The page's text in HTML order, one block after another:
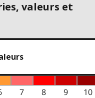
valeurs et
7 8 9
10